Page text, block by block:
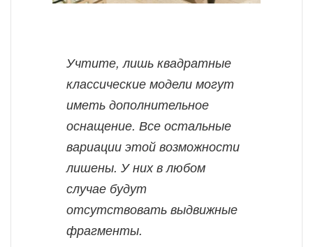
Учтите, лишь квадратные
классические модели могут
иметь дополнительное
оснащение. Все остальные
вариации этой возможности
лишены. У них в любом
случае будут
отсутствовать выдвижные
фрагменты.